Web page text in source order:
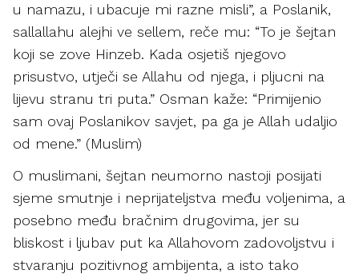
u namazu, i ubacuje mi razne misli”, a Poslanik,
sallallahu alejhi ve sellem, reče mu: “To je šejtan
koji se zove Hinzeb. Kada osjetiš njegovo
prisustvo, utječi se Allahu od njega, i pljucni na
lijevu stranu tri puta.” Osman kaže: “Primijenio
sam ovaj Poslanikov savjet, pa ga je Allah udaljio
od mene.” (Muslim)
O muslimani, šejtan neumorno nastoji posijati
sjeme smutnje i neprijateljstva među voljenima, a
posebno među bračnim drugovima, jer su
bliskost i ljubav put ka Allahovom zadovoljstvu i
stvaranju pozitivnog ambijenta, a isto tako